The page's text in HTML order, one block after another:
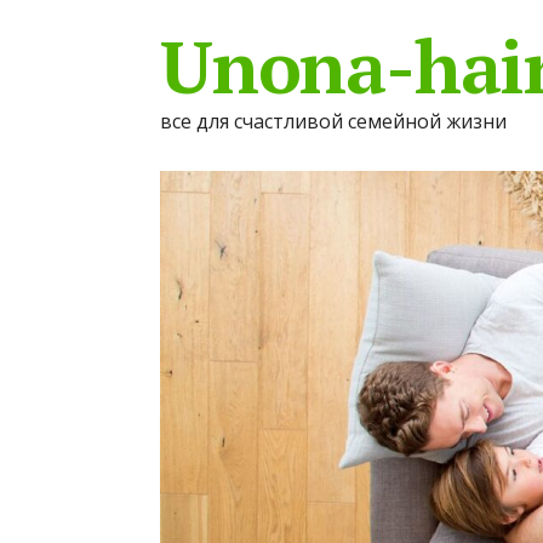
Unona-
все для счастливой семейной жизни